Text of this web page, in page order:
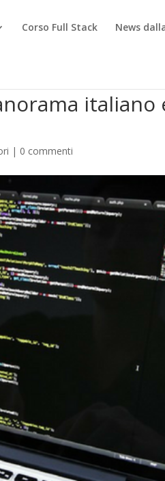
Corso Full Stack News
italiano
| 0 commenti